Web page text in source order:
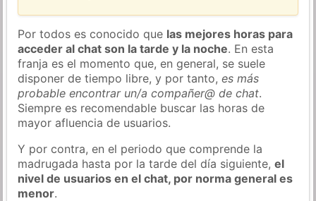
Por todos es conocido que las mejores horas para
acceder al chat son la tarde y la noche. En esta
franja es el momento que, en general, se suele
disponer de tiempo libre, y por tanto,es más
probable encontrar un/a compañer@ de chat.
Siempre es recomendable buscar las horas de
mayor afluencia de usuarios.
Y por contra, en el periodo que comprende la
madrugada hasta por la tarde del día siguiente,el
nivel de usuarios en el chat, por norma general es
menor.